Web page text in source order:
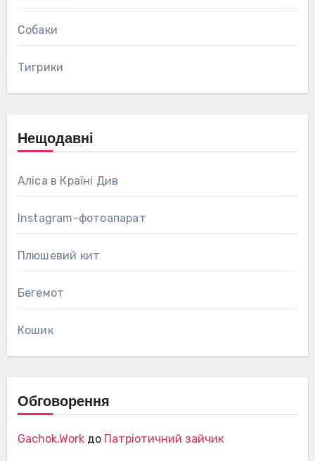
Собаки
Тигрики
Нещодавні
Аліса в Країні Див
Instagram-фотоапарат
Плюшевий кит
Бегемот
Кошик
Обговорення
Gachok.Workдо Патріотичний зайчик